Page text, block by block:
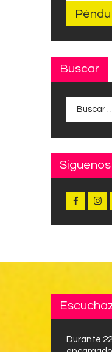
Buscar
Siguenos
Durante